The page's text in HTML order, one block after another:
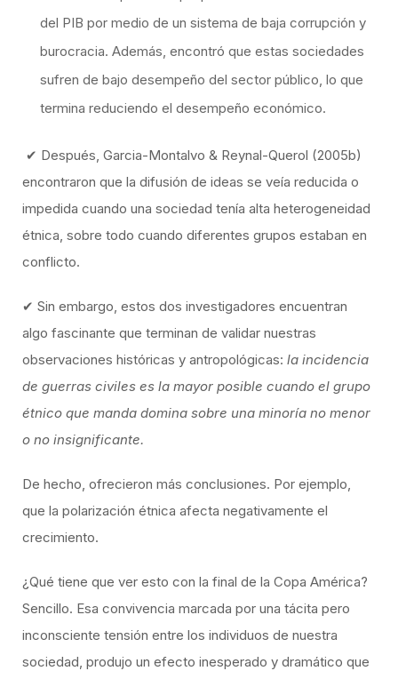
del PIB por medio de un sistema de baja corrupción y
burocracia. Además, encontró que estas sociedades
sufren de bajo desempeño del sector público, lo que
termina reduciendo el desempeño económico.
✔ Después, Garcia-Montalvo & Reynal-Querol (2005b)
encontraron que la difusión de ideas se veía reducida o
impedida cuando una sociedad tenía alta heterogeneidad
étnica, sobre todo cuando diferentes grupos estaban en
conflicto.
✔ Sin embargo, estos dos investigadores encuentran
algo fascinante que terminan de validar nuestras
observaciones históricas y antropológicas: la incidencia
de guerras civiles es la mayor posible cuando el grupo
étnico que manda domina sobre una minoría no menor
o no insignificante.
De hecho, ofrecieron más conclusiones. Por ejemplo,
que la polarización étnica afecta negativamente el
crecimiento.
¿Qué tiene que ver esto con la final de la Copa América?
Sencillo. Esa convivencia marcada por una tácita pero
inconsciente tensión entre los individuos de nuestra
sociedad, produjo un efecto inesperado y dramático que